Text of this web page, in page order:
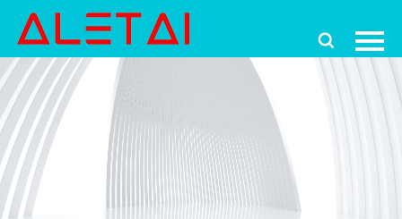

Главная
Продукция
Новости
О Hас
Контакты